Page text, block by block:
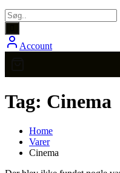
Account
Tag: Cinema
Home
Varer
Cinema